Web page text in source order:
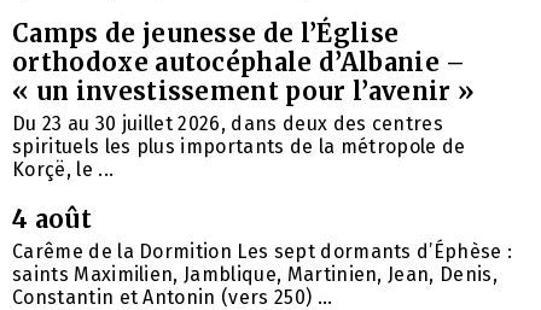
Camps de jeunesse de l’Église
orthodoxe autocéphale d’Albanie –
« un investissement pour l’avenir »
Du 23 au 30 juillet 2026, dans deux des centres
spirituels les plus importants de la métropole de
Korçë, le ...
4 août
Carême de la Dormition Les sept dormants d’Éphèse :
saints Maximilien, Jamblique, Martinien, Jean, Denis,
Constantin et Antonin (vers 250) ...